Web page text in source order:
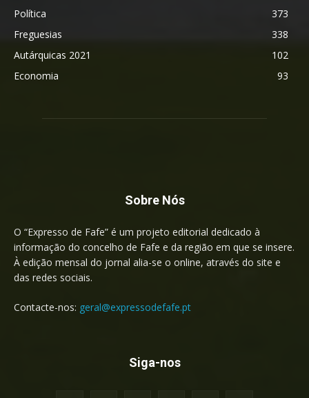
Política
373
Freguesias
338
Autárquicas 2021
102
Economia
93
Sobre Nós
O “Expresso de Fafe” é um projeto editorial dedicado à
informação do concelho de Fafe e da região em que se insere.
À edição mensal do jornal alia-se o online, através do site e
das redes sociais.
Contacte-nos: geral@expressodefafe.pt
Siga-nos